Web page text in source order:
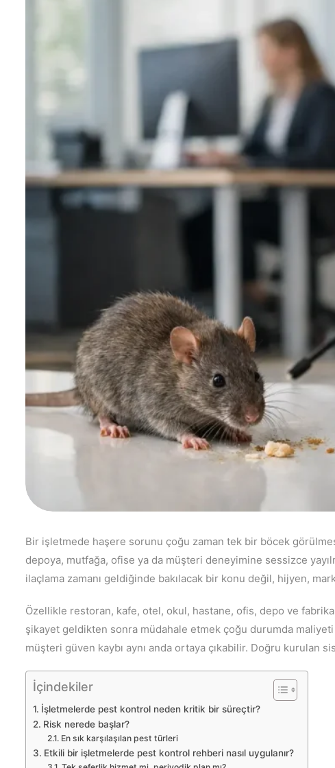
Bir işletmede haşere sorunu çoğu zaman tek bir böcek
depoya, mutfağa, ofise ya da müşteri deneyimine sessizce
ilaçlama zamanı geldiğinde bakılacak bir konu değil, hijyen,
Özellikle restoran, kafe, otel, okul, hastane, ofis, depo ve
şikayet geldikten sonra müdahale etmek çoğu durumda
müşteri güven kaybı aynı anda ortaya çıkabilir. Doğru kurulan
İçindekiler
İşletmelerde pest kontrol neden kritik bir süreçtir?
Risk nerede başlar?
En sık karşılaşılan pest türleri
Etkili bir işletmelerde pest kontrol rehberi nasıl uygulanır?